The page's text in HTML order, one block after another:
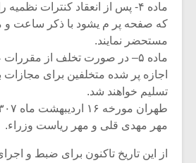
ماده ۴- پس از انعقاد کنترات
که صفحه پر م یشود با ذکر ساعت
مستحضر نمایند.
ماده ۵– در صورت تخلف از
اجازه پر شده متخلفین برای
تسلیم خواهند شد.
طهران مورخه ۱۶ اردیبهشت ماه ۱۳۰۷ محل امضاء
مهر مهدی قلی و مهر ریاست وزراء.
از این تاریخ تاکنون برای ضبط و
متن فیلم «متری
شیش و نیم»
اگر نمی توانی
مشهورترین باشی،
بدنام ترین باش